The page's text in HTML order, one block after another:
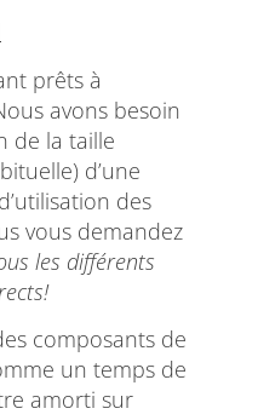
prêts à
avons besoin
de la taille
d’une
des
vous demandez
les différents
composants de
un temps de
amorti sur